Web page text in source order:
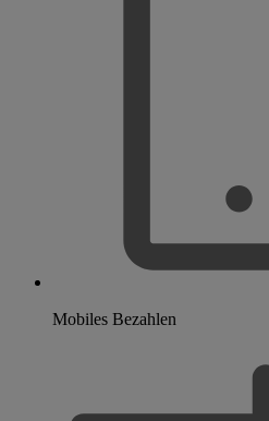
Mobiles Bezahlen